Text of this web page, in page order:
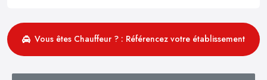
Vous êtes Chauffeur ? : Référencez votre établissement